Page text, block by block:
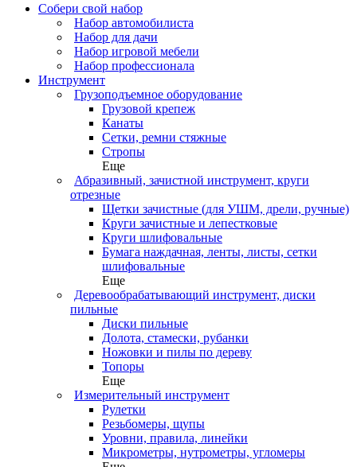
Собери свой набор
Набор автомобилиста
Набор для дачи
Набор игровой мебели
Набор профессионала
Инструмент
Грузоподъемное оборудование
Грузовой крепеж
Канаты
Сетки, ремни стяжные
Стропы
Еще
Абразивный, зачистной инструмент, круги
отрезные
Щетки зачистные (для УШМ, дрели, ручные)
Круги зачистные и лепестковые
Круги шлифовальные
Бумага наждачная, ленты, листы, сетки
шлифовальные
Еще
Деревообрабатывающий инструмент, диски
пильные
Диски пильные
Долота, стамески, рубанки
Ножовки и пилы по дереву
Топоры
Еще
Измерительный инструмент
Рулетки
Резьбомеры, щупы
Уровни, правила, линейки
Микрометры, нутрометры, угломеры